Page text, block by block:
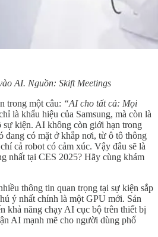
AI. Nguồn: Skift Meetings
trong một câu: “AI cho tất cả: Mọi
là khẩu hiệu của Samsung, mà còn là
kiện. AI không còn giới hạn trong
có mặt ở khắp nơi, từ ô tô thông
cả robot có cảm xúc. Vậy đâu sẽ là
nhất tại CES 2025? Hãy cùng khám
thông tin quan trọng tại sự kiện sắp
ý nhất chính là một GPU mới. Sản
khả năng chạy AI cục bộ trên thiết bị
AI mạnh mẽ cho người dùng phổ